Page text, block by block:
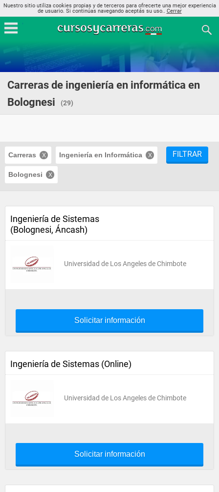
Nuestro sitio utiliza cookies propias y de terceros para ofrecerte una mejor experiencia
de usuario. Si continúas navegando aceptás su uso.. Cerrar
Carreras de ingeniería en informática en
Bolognesi
(29)
Carreras Ingeniería en Informática
Bolognesi
FILTRAR
Ingeniería de Sistemas
(Bolognesi, Áncash)
Universidad de Los Angeles de Chimbote
Solicitar información
Ingeniería de Sistemas (Online)
Universidad de Los Angeles de Chimbote
Solicitar información